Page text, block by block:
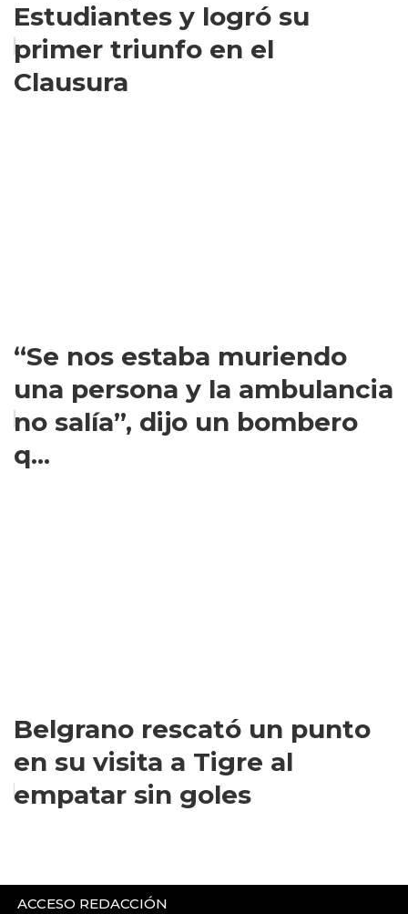
Estudiantes y logró su
primer triunfo en el
Clausura
“Se nos estaba muriendo
una persona y la ambulancia
no salía”, dijo un bombero
q...
Belgrano rescató un punto
en su visita a Tigre al
empatar sin goles
ACCESO REDACCIÓN